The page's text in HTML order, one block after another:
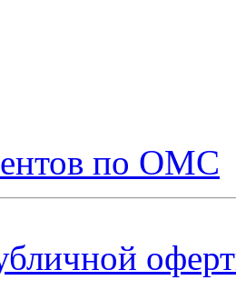
по ОМС